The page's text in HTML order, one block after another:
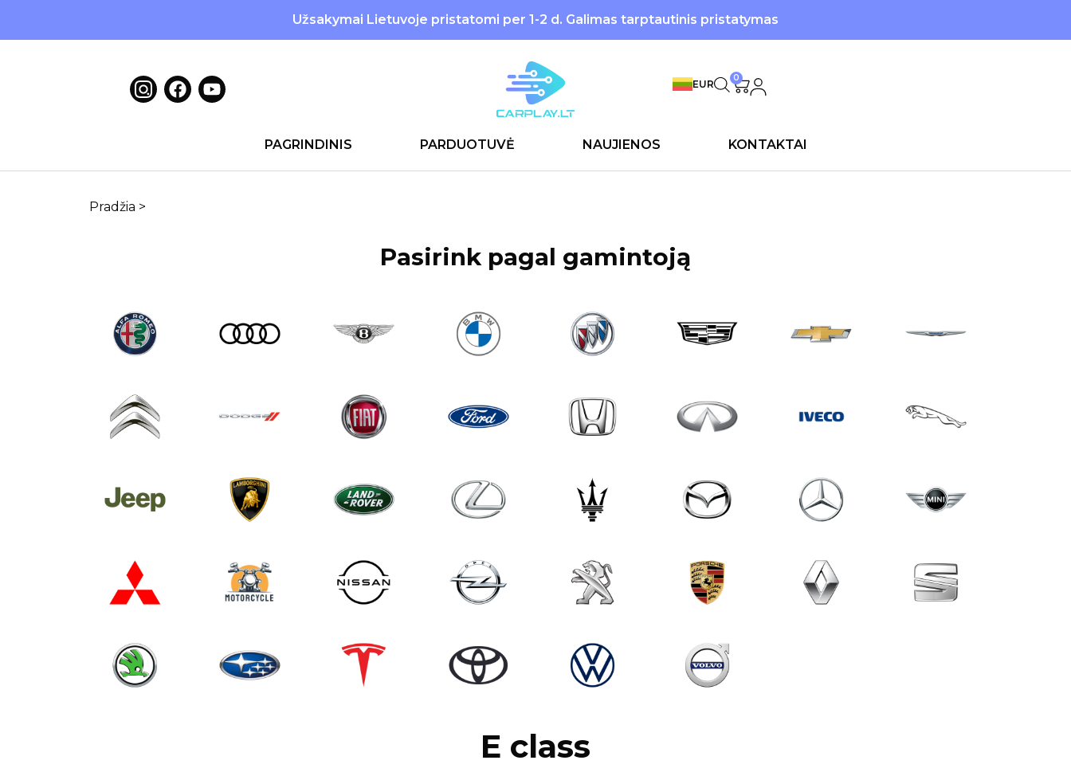
Užsakymai Lietuvoje pristatomi per 1-2 d. Galimas tarptautinis pristatymas
EUR
0
PAGRINDINIS PARDUOTUVĖ NAUJIENOS KONTAKTAI
Pradžia >
Pasirink pagal gamintoją
E class